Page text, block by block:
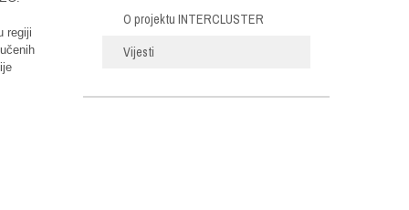
regiji
O projektu INTERCLUSTER
Vijesti